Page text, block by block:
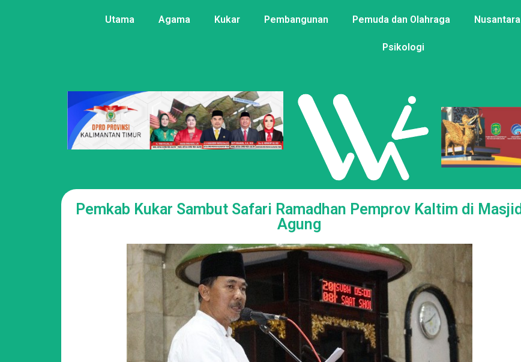
Utama Agama Kukar Pembangunan Pemuda dan Olahraga Nusantara
Psikologi
Pemkab Kukar Sambut Safari Ramadhan Pemprov Kaltim di Masjid
Agung